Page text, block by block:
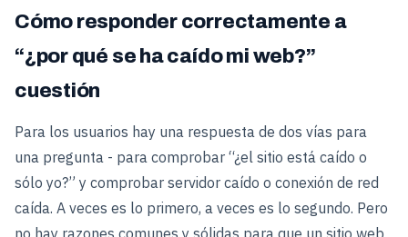
Cómo responder correctamente a
“¿por qué se ha caído mi web?”
cuestión
Para los usuarios hay una respuesta de dos vías para
una pregunta - para comprobar “¿el sitio está caído o
sólo yo?” y comprobar servidor caído o conexión de red
caída. A veces es lo primero, a veces es lo segundo. Pero